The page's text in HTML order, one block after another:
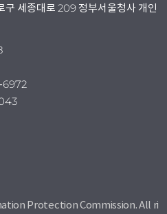
구 세종대로 209 정부서울청사 개인
6972
Protection Commission. All ri